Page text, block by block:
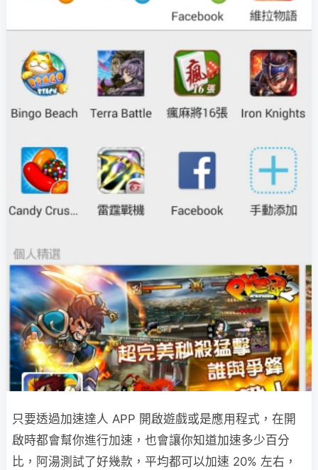
只要透過加速達人 APP 開啟遊戲或是應用程式，在開
啟時都會幫你進行加速，也會讓你知道加速多少百分
比，阿湯測試了好幾款，平均都可以加速 20% 左右，